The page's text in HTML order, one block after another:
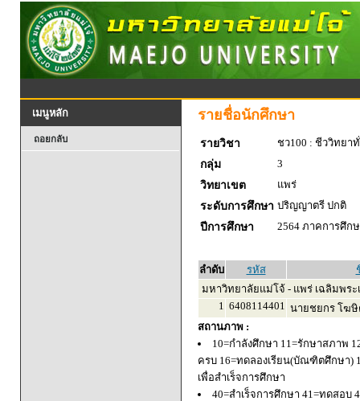
เมนูหลัก
ถอยกลับ
รายชื่อนักศึกษา
รายวิชา
ชว100 : ชีววิทยา
กลุ่ม
3
วิทยาเขต
แพร่
ระดับการศึกษา ปริญญาตรี ปกติ
ปีการศึกษา
2564 ภาคการศึก
ลำดับ รหัส
มหาวิทยาลัยแม่โจ้ - แพร่ เฉลิมพระ
1 6408114401 นายชยกร โฆ
สถานภาพ :
10=กำลังศึกษา 11=รักษาสภาพ
ครบ 16=ทดลองเรียน(บัณฑิตศึกษา)
เพื่อสำเร็จการศึกษา
40=สำเร็จการศึกษา 41=ทดสอบ